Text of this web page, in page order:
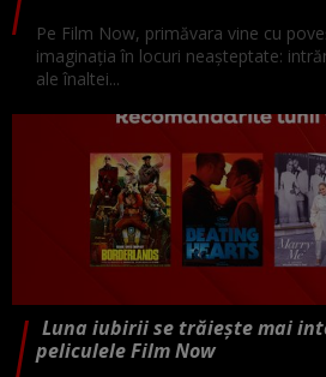
Pe Film Now, primăvara vine cu
imaginația în locuri neașteptate:
ale înaltei...
Luna iubirii se trăiește mai
peliculele Film Now